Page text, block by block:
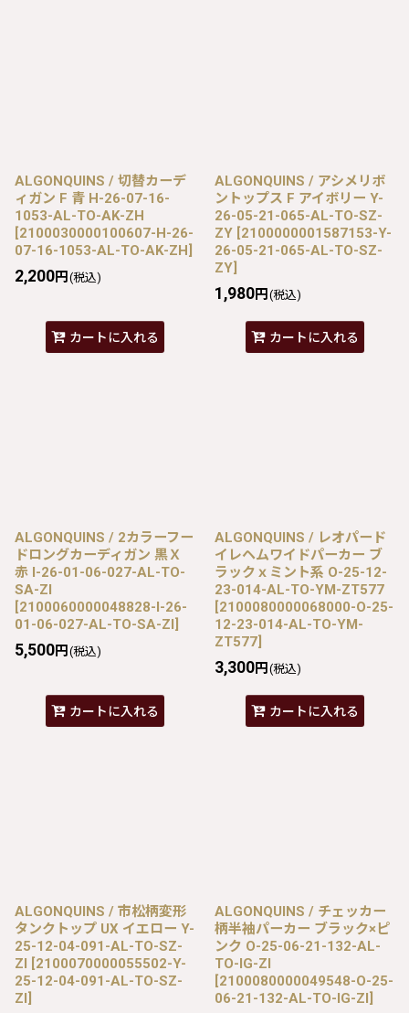
ALGONQUINS / 切替カーデ
ィガン F 青 H-26-07-16-
1053-AL-TO-AK-ZH
[2100030000100607-H-26-
07-16-1053-AL-TO-AK-ZH]
2,200円 (税込)
カートに入れる
ALGONQUINS / アシメリボ
ントップス F アイボリー Y-
26-05-21-065-AL-TO-SZ-
ZY [2100000001587153-Y-
26-05-21-065-AL-TO-SZ-
ZY]
1,980円 (税込)
カートに入れる
ALGONQUINS / 2カラーフー
ドロングカーディガン 黒Ｘ
赤 I-26-01-06-027-AL-TO-
SA-ZI
[2100060000048828-I-26-
01-06-027-AL-TO-SA-ZI]
5,500円 (税込)
カートに入れる
ALGONQUINS / レオパード
イレヘムワイドパーカー ブ
ラックｘミント系 O-25-12-
23-014-AL-TO-YM-ZT577
[2100080000068000-O-25-
12-23-014-AL-TO-YM-
ZT577]
3,300円 (税込)
カートに入れる
ALGONQUINS / 市松柄変形
タンクトップ UX イエロー Y-
25-12-04-091-AL-TO-SZ-
ZI [2100070000055502-Y-
25-12-04-091-AL-TO-SZ-
ZI]
ALGONQUINS / チェッカー
柄半袖パーカー ブラック×ピ
ンク O-25-06-21-132-AL-
TO-IG-ZI
[2100080000049548-O-25-
06-21-132-AL-TO-IG-ZI]